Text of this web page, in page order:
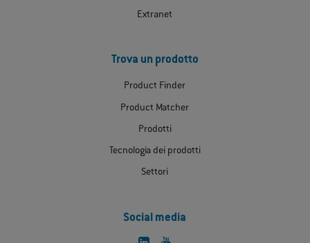
Extranet
Trova un prodotto
Product Finder
Product Matcher
Prodotti
Tecnologia dei prodotti
Settori
Social media